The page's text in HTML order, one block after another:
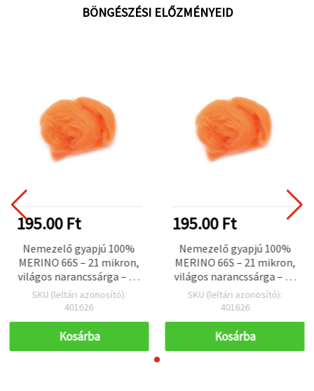
BÖNGÉSZÉSI ELŐZMÉNYEID
195.00 Ft
Nemezelő gyapjú 100%
MERINO 66S – 21 mikron,
világos narancssárga – 4–
5 g
SKU (leltári azonosító):
401626
Kosárba
195.00 Ft
Nemezelő gyapjú 100%
MERINO 66S – 21 mikron,
világos narancssárga – 4–
5 g
SKU (leltári azonosító):
401626
Kosárba